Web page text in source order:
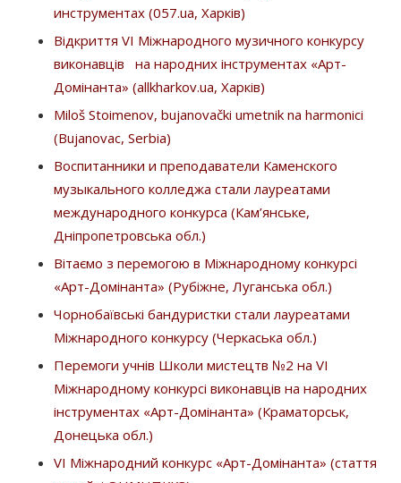
инструментах (057.ua, Харків)
Відкриття VІ Міжнародного музичного конкурсу
виконавців на народних інструментах «Арт-
Домінанта» (allkharkov.ua, Харків)
Miloš Stoimenov, bujanovački umetnik na harmonici
(Bujanovac, Serbia)
Воспитанники и преподаватели Каменского
музыкального колледжа стали лауреатами
международного конкурса (Кам’янське,
Дніпропетровська обл.)
Вітаємо з перемогою в Міжнародному конкурсі
«Арт-Домінанта» (Рубіжне, Луганська обл.)
Чорнобаївські бандуристки стали лауреатами
Міжнародного конкурсу (Черкаська обл.)
Перемоги учнів Школи мистецтв №2 на VI
Міжнародному конкурсі виконавців на народних
інструментах «Арт-Домінанта» (Краматорськ,
Донецька обл.)
VІ Міжнародний конкурс «Арт-Домінанта» (стаття